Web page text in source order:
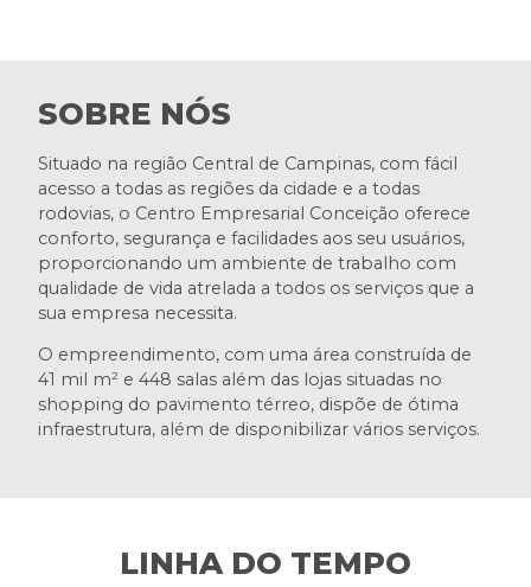
SOBRE NÓS
Situado na região Central de Campinas, com fácil
acesso a todas as regiões da cidade e a todas
rodovias, o Centro Empresarial Conceição oferece
conforto, segurança e facilidades aos seu usuários,
proporcionando um ambiente de trabalho com
qualidade de vida atrelada a todos os serviços que a
sua empresa necessita.
O empreendimento, com uma área construída de
41 mil m² e 448 salas além das lojas situadas no
shopping do pavimento térreo, dispõe de ótima
infraestrutura, além de disponibilizar vários serviços.
LINHA DO TEMPO